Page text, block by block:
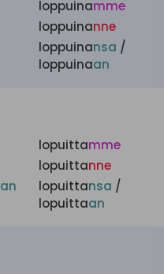
loppuinamme
loppuinanne
loppuinansa /
loppuinaan
an
lopuittamme
lopuittanne
lopuittansa /
lopuittaan